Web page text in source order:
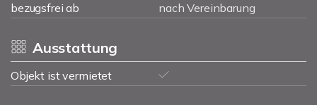
bezugsfrei ab
nach Vereinbarung
Ausstattung
Objekt ist vermietet